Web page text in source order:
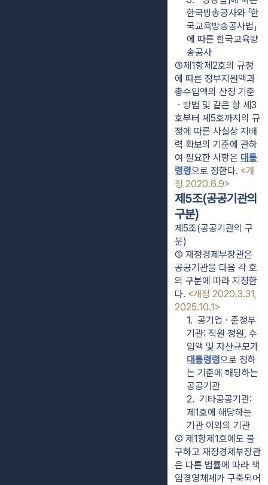
한국방송공사와 「한
국교육방송공사법」
에 따른 한국교육방
송공사
③제1항제2호의 규정
에 따른 정부지원액과
총수입액의 산정 기준
ㆍ방법 및 같은 항 제3
호부터 제5호까지의 규
정에 따른 사실상 지배
력 확보의 기준에 관하
여 필요한 사항은 대통
령령으로 정한다. <개
정 2020.6.9>
제5조(공공기관의
구분)
제5조(공공기관의 구
분)
① 재정경제부장관은
공공기관을 다음 각 호
의 구분에 따라 지정한
다. <개정 2020.3.31,
2025.10.1>
1.  공기업ㆍ준정부
기관: 직원 정원, 수
대통령령으로 정하
는 기준에 해당하는
공공기관
2.  기타공공기관:
제1호에 해당하는
기관 이외의 기관
② 제1항제1호에도 불
구하고 재정경제부장관
은 다른 법률에 따라 책
임경영체제가 구축되어